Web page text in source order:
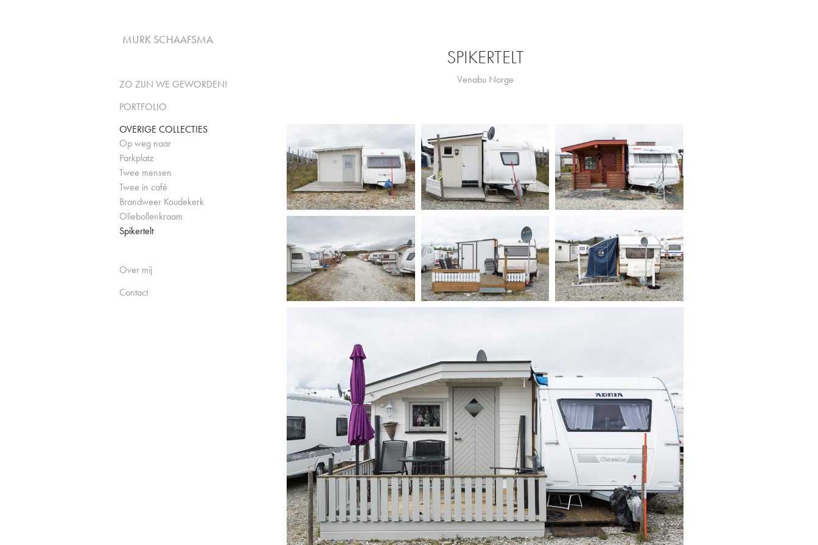
MURK SCHAAFSMA
ZO ZIJN WE GEWORDEN!
PORTFOLIO
OVERIGE COLLECTIES
Op weg naar
Parkplatz
Twee mensen
Twee in café
Brandweer Koudekerk
Oliebollenkraam
Spikertelt
Over mij
Contact
SPIKERTELT
Venabu Norge